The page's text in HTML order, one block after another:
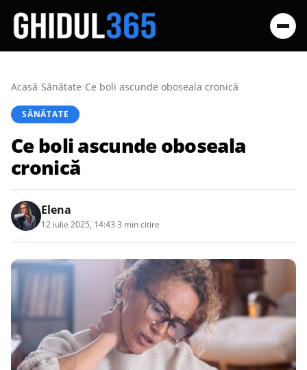
Acasă/Sănătate/Ce boli ascunde oboseala cronică
SĂNĂTATE
Ce boli ascunde oboseala
cronică
Elena
12 iulie 2025, 14:43 3 min citire